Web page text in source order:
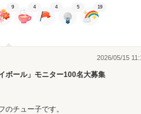
9 4 4 5 19
2026/05/15
ボール」モニター100名大募集
のチュー子です。